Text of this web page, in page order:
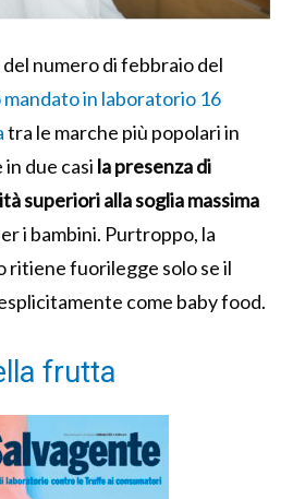
numero di febbraio del
mandato in laboratorio 16
tra le marche più popolari in
due casi la presenza di
superiori alla soglia massima
i bambini. Purtroppo, la
ritiene fuorilegge solo se il
come baby food.
frutta